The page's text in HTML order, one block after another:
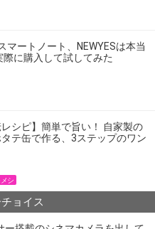
マートノート、NEWYESは本当
際に購入して試してみた
レシピ】簡単で旨い！ 自家製の
テ缶で作る、3ステップのワン
シ
ョイス